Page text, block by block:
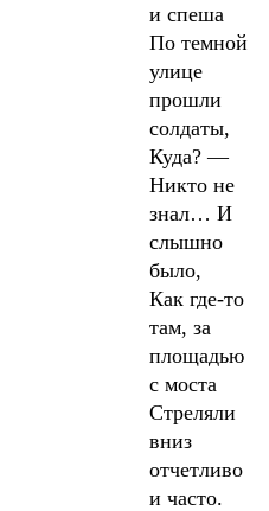
и спеша
По темной
улице
прошли
солдаты,
Куда? —
Никто не
знал… И
слышно
было,
Как где-то
там, за
площадью
с моста
Стреляли
вниз
отчетливо
и часто.